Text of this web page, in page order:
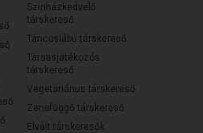
Színházkedvelő
társkereső
Táncoslábú társkereső
Társasjátékozós
társkereső
Vegetáriánus társkereső
Zenefüggő társkereső
Elvált társkeresők